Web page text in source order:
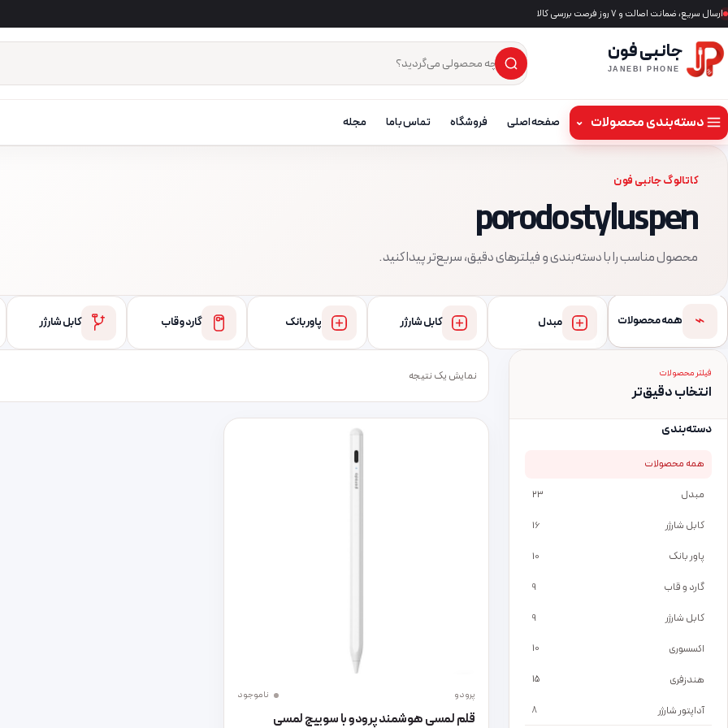
ارسال سریع، ضمانت اصالت و ۷ روز فرصت بررسی کالا
جانبی فون
JANEBI PHONE جست‌وجوی محصول
×
دسته‌بندی محصولات ⌄ صفحه اصلی فروشگاه تماس باما مجله
کاتالوگ جانبی فون
porodo stylus pen
محصول مناسب را با دسته‌بندی و فیلترهای دقیق، سریع‌تر پیدا کنید.
⌁ همه محصولات مبدل کابل شارژر پاور بانک گارد و قاب کابل شارژر
فیلتر محصولات
انتخاب دقیق‌تر
دسته‌بندی
همه محصولات
مبدل 23
کابل شارژر 16
پاور بانک 10
گارد و قاب 9
کابل شارژر 9
اکسسوری 10
هندزفری 15
آداپتور شارژر 8
نمایش یک نتیجه
پرودو ناموجود
قلم لمسی هوشمند پرودو با سوییچ لمسی